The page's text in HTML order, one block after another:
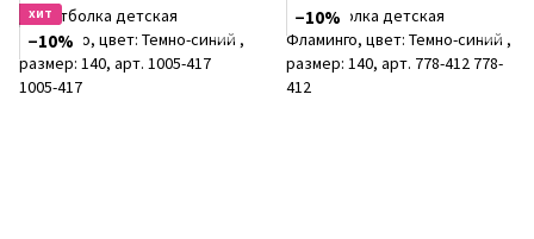
ХИТ
−10%
−10%